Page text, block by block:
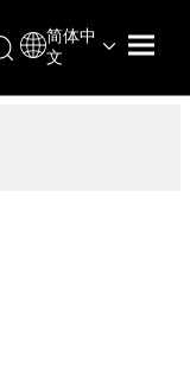
简体中
文